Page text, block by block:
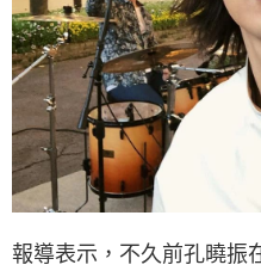
報導表示，不久前孔曉振